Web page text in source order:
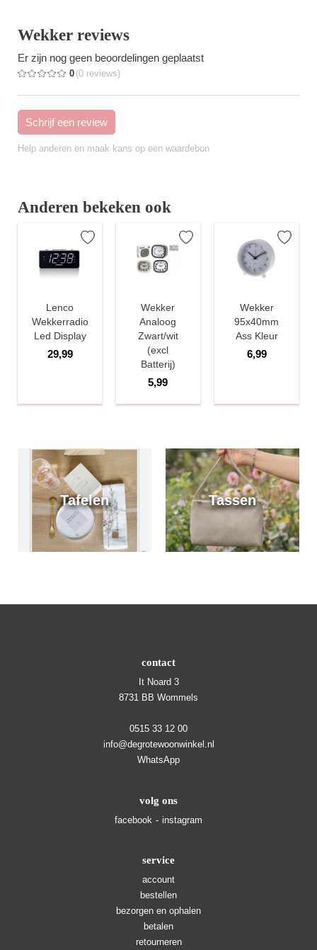
Wekker reviews
Er zijn nog geen beoordelingen geplaatst
0 (0 reviews)
Help anderen en maak kans op een waardebon
Anderen bekeken ook
Lenco
Wekkerradio
Led Display
29,99
Wekker
Analoog
Zwart/wit
(excl
Batterij)
5,99
Wekker
95x40mm
Ass Kleur
6,99
Tafelen Tassen
service
account
bestellen
bezorgen en ophalen
betalen
retourneren
volg ons
facebook instagram
contact
It Noard 3
8731 BB Wommels
0515 33 12 00
info@degrotewoonwinkel.nl
WhatsApp